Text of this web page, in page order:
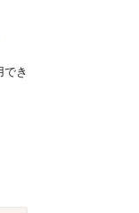
き